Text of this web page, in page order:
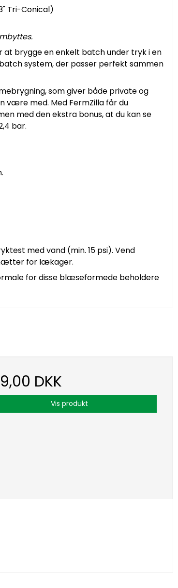
Tri-Conical)
brygge en enkelt batch under tryk i en
system, der passer perfekt sammen
som giver både private og
være med. Med FermZilla får du
med den ekstra bonus, at du kan se
bar.
med vand (min. 15 psi). Vend
for lækager.
for disse blæseformede beholdere
DKK
Vis produkt